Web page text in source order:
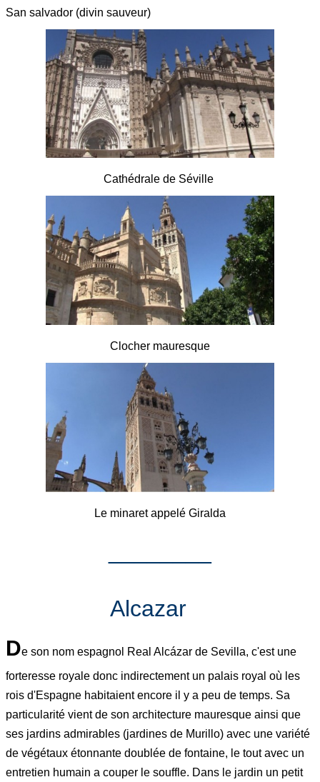
San salvador (divin sauveur)
Cathédrale de Séville
Clocher mauresque
Le minaret appelé Giralda
Alcazar
De son nom espagnol Real Alcázar de Sevilla, c'est une
forteresse royale donc indirectement un palais royal où les
rois d'Espagne habitaient encore il y a peu de temps. Sa
particularité vient de son architecture mauresque ainsi que
ses jardins admirables (jardines de Murillo) avec une variété
de végétaux étonnante doublée de fontaine, le tout avec un
entretien humain a couper le souffle. Dans le jardin un petit